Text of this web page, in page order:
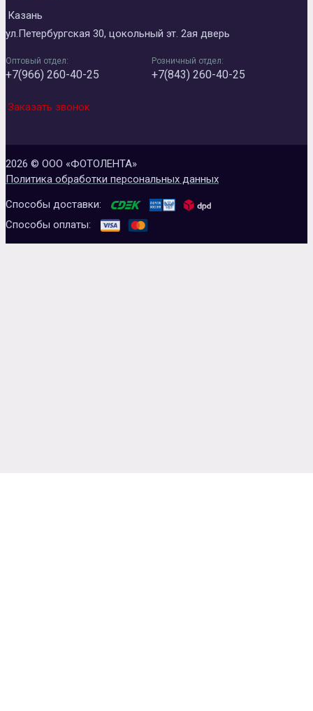
Казань
ул.Петербургская 30, цокольный эт. 2ая дверь
Оптовый отдел:
+7(966) 260-40-25
Розничный отдел:
+7(843) 260-40-25
Заказать звонок
2026 © ООО «ФОТОЛЕНТА»
Политика обработки персональных данных
Способы доставки:
Способы оплаты: